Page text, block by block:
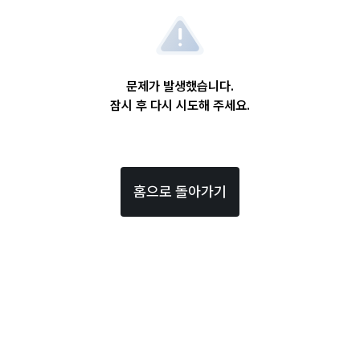
문제가 발생했습니다.
잠시 후 다시 시도해 주세요.
홈으로 돌아가기